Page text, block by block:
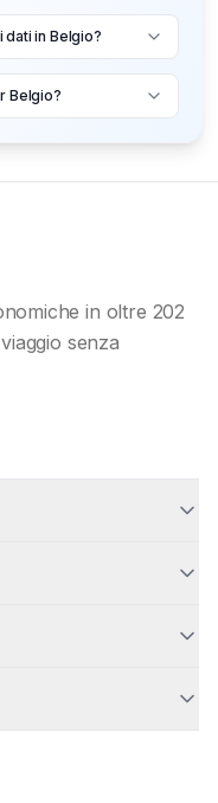
in Belgio?
Belgio?
in oltre 202
senza